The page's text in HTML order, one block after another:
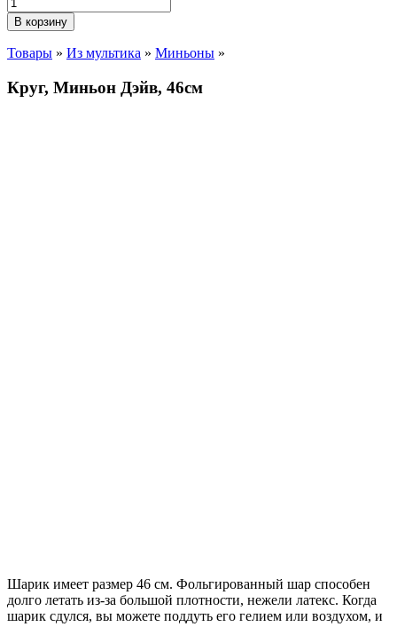
В корзину
Товары » Из мультика » Миньоны »
Круг, Миньон Дэйв, 46см
Шарик имеет размер 46 см. Фольгированный шар способен
долго летать из-за большой плотности, нежели латекс. Когда
шарик сдулся, вы можете поддуть его гелием или воздухом, и